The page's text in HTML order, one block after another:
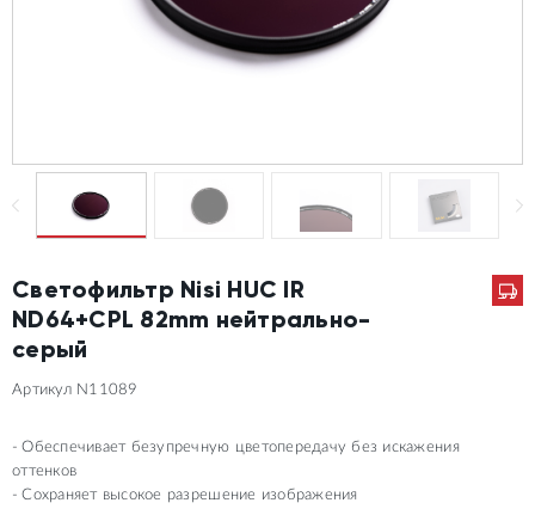
Светофильтр Nisi HUC IR
ND64+CPL 82mm нейтрально-
серый
Артикул N11089
Обеспечивает безупречную цветопередачу без искажения
оттенков
Сохраняет высокое разрешение изображения